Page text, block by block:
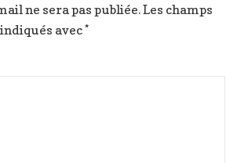
ne sera pas publiée.Les champs
avec*